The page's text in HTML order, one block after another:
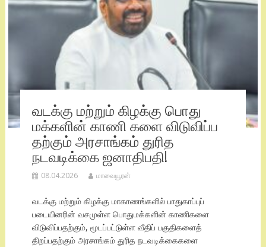
வடக்கு மற்றும் கிழக்கு பொது
மக்களின் காணி களை விடுவிப்ப
தற்கும் அரசாங்கம் துரித
நடவடிக்கை ஜனாதிபதி!
08.04.2026 மாவையூரன்
வடக்கு மற்றும் கிழக்கு மாகாணங்களில் பாதுகாப்புப்
படையினரின் வசமுள்ள பொதுமக்களின் காணிகளை
விடுவிப்பதற்கும், மூடப்பட்டுள்ள வீதிப் பகுதிகளைத்
திறப்பதற்கும் அரசாங்கம் துரித நடவடிக்கைகளை